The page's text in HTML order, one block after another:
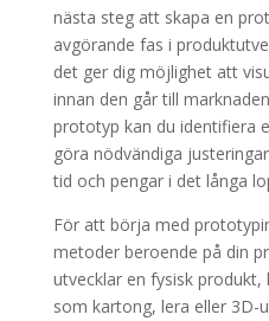
nästa steg att skapa en
avgörande fas i
det ger dig möjlighet att
innan den går till
prototyp kan du identifiera
göra nödvändiga
tid och pengar i det långa
För att börja med
metoder beroende på din
utvecklar en fysisk produkt,
som kartong, lera eller